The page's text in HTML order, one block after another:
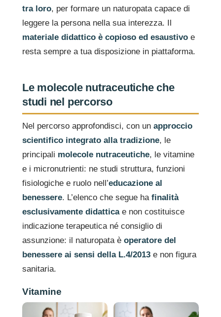
tra loro, per formare un naturopata capace di
leggere la persona nella sua interezza. Il
materiale didattico è copioso ed esaustivo e
resta sempre a tua disposizione in piattaforma.
Le molecole nutraceutiche che
studi nel percorso
Nel percorso approfondisci, con un approccio
scientifico integrato alla tradizione, le
principali molecole nutraceutiche, le vitamine
e i micronutrienti: ne studi struttura, funzioni
fisiologiche e ruolo nell’educazione al
benessere. L’elenco che segue ha finalità
esclusivamente didatticae non costituisce
indicazione terapeutica né consiglio di
assunzione: il naturopata è operatore del
benessere ai sensi della L.4/2013 e non figura
sanitaria.
Vitamine